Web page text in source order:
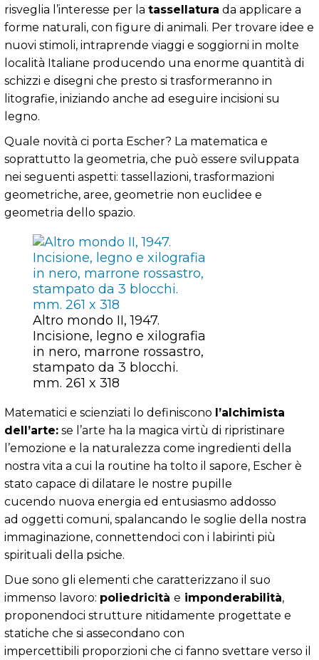
risveglia l’interesse per la tassellatura da applicare a
forme naturali, con figure di animali. Per trovare idee e
nuovi stimoli, intraprende viaggi e soggiorni in molte
località Italiane producendo una enorme quantità di
schizzi e disegni che presto si trasformeranno in
litografie, iniziando anche ad eseguire incisioni su
legno.
Quale novità ci porta Escher? La matematica e
soprattutto la geometria, che può essere sviluppata
nei seguenti aspetti: tassellazioni, trasformazioni
geometriche, aree, geometrie non euclidee e
geometria dello spazio.
Altro mondo II, 1947.
Incisione, legno e xilografia
in nero, marrone rossastro,
stampato da 3 blocchi.
mm. 261 x 318
Matematici e scienziati lo definiscono l’alchimista
dell’arte: se l’arte ha la magica virtù di ripristinare
l’emozione e la naturalezza come ingredienti della
nostra vita a cui la routine ha tolto il sapore, Escher è
stato capace di dilatare le nostre pupille
cucendo nuova energia ed entusiasmo addosso
ad oggetti comuni, spalancando le soglie della nostra
immaginazione, connettendoci con i labirinti più
spirituali della psiche.
Due sono gli elementi che caratterizzano il suo
immenso lavoro: poliedricità e imponderabilità,
proponendoci strutture nitidamente progettate e
statiche che si assecondano con
impercettibili proporzioni che ci fanno svettare verso il